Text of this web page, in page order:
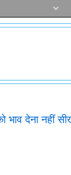
देना नहीं